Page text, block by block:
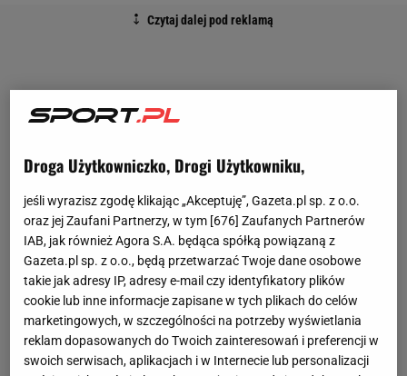
Droga Użytkowniczko, Drogi Użytkowniku,
jeśli wyrazisz zgodę klikając „Akceptuję”, Gazeta.pl sp. z o.o.
oraz jej Zaufani Partnerzy, w tym [676] Zaufanych Partnerów
IAB, jak również Agora S.A. będąca spółką powiązaną z
Gazeta.pl sp. z o.o., będą przetwarzać Twoje dane osobowe
takie jak adresy IP, adresy e-mail czy identyfikatory plików
cookie lub inne informacje zapisane w tych plikach do celów
marketingowych, w szczególności na potrzeby wyświetlania
reklam dopasowanych do Twoich zainteresowań i preferencji w
swoich serwisach, aplikacjach i w Internecie lub personalizacji